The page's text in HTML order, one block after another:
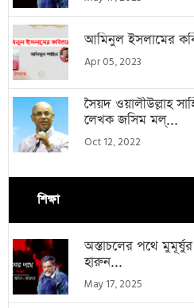
আমিনুল ইসলামের
Apr 05, 2023
সৈয়দ ওয়ালীউল্লাহ
লেখক জসিম মল্...
Oct 12, 2022
শিক্ষা
অস্তাচলের পথে
হারুন...
May 17, 2025